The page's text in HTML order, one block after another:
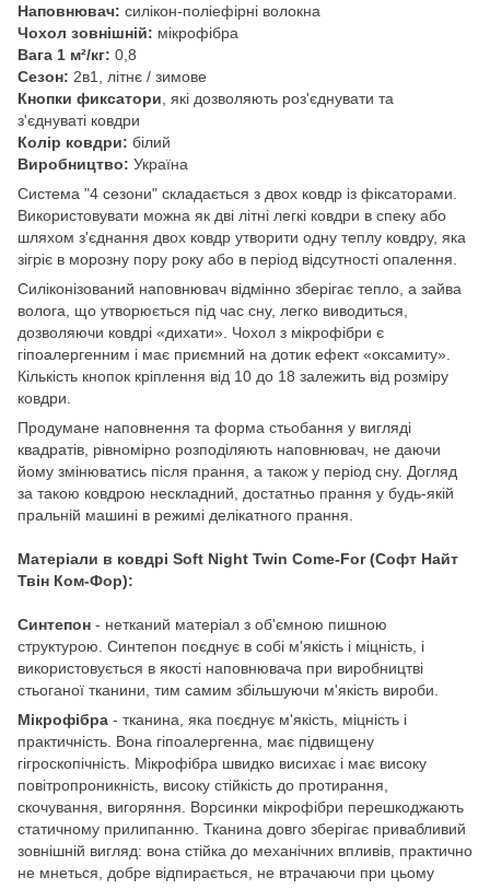
Наповнювач: силікон-поліефірні волокна
Чохол зовнішній: мікрофібра
Вага 1 м²/кг: 0,8
Сезон: 2в1, літнє / зимове
Кнопки фиксатори , які дозволяють роз'єднувати та
з'єднуваті ковдри
Колір ковдри: білий
Виробництво: Україна
Система "4 сезони" складається з двох ковдр із фіксаторами.
Використовувати можна як дві літні легкі ковдри в спеку або
шляхом з'єднання двох ковдр утворити одну теплу ковдру, яка
зігріє в морозну пору року або в період відсутності опалення.
Силіконізований наповнювач відмінно зберігає тепло, а зайва
волога, що утворюється під час сну, легко виводиться,
дозволяючи ковдрі «дихати». Чохол з мікрофібри є
гіпоалергенним і має приємний на дотик ефект «оксамиту».
Кількість кнопок кріплення від 10 до 18 залежить від розміру
ковдри.
Продумане наповнення та форма стьобання у вигляді
квадратів, рівномірно розподіляють наповнювач, не даючи
йому змінюватись після прання, а також у період сну. Догляд
за такою ковдрою нескладний, достатньо прання у будь-якій
пральній машині в режимі делікатного прання.
Матеріали в ковдрі Soft Night Twin Come-For (Софт Найт
Твін Ком-Фор):
Синтепон - нетканий матеріал з об'ємною пишною
структурою. Синтепон поєднує в собі м'якість і міцність, і
використовується в якості наповнювача при виробництві
стьоганої тканини, тим самим збільшуючи м'якість вироби.
Мікрофібра - тканина, яка поєднує м'якість, міцність і
практичність. Вона гіпоалергенна, має підвищену
гігроскопічність. Мікрофібра швидко висихає і має високу
повітропроникність, високу стійкість до протирання,
скочування, вигоряння. Ворсинки мікрофібри перешкоджають
статичному прилипанню. Тканина довго зберігає привабливий
зовнішній вигляд: вона стійка до механічних впливів, практично
не мнеться, добре відпирається, не втрачаючи при цьому